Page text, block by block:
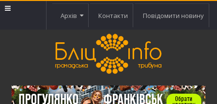
Архів Контакти Повідомити новину